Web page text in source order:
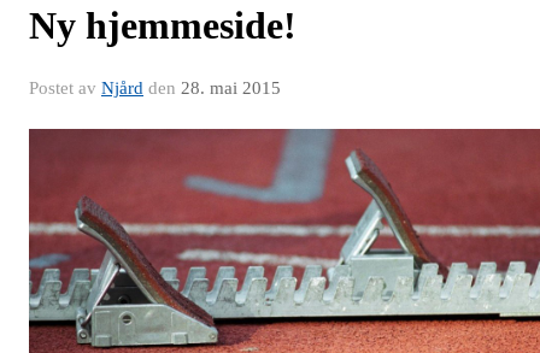
Ny hjemmeside!
Postet av Njård den 28. mai 2015